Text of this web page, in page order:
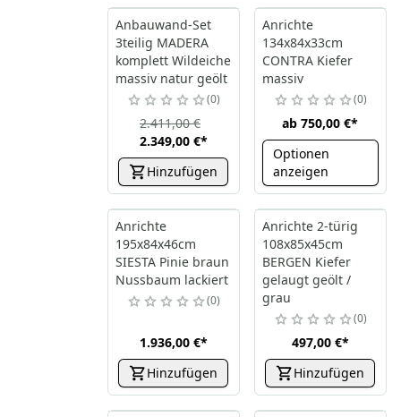
Anbauwand-Set
3teilig MADERA
komplett Wildeiche
massiv natur geölt
0
2.349,00 €*
2.411,00 €
Hinzufügen
Anrichte
134x84x33cm
CONTRA Kiefer
massiv
0
ab 750,00 €*
Optionen
anzeigen
Anrichte
195x84x46cm
SIESTA Pinie braun
Nussbaum lackiert
0
1.936,00 €*
Hinzufügen
Anrichte 2-türig
108x85x45cm
BERGEN Kiefer
gelaugt geölt /
grau
0
497,00 €*
Hinzufügen